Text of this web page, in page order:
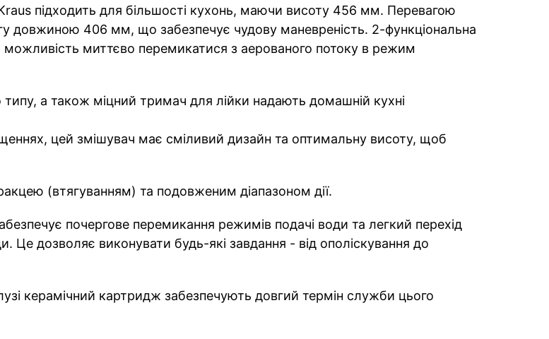
підходить для більшості кухонь, маючи висоту 456 мм. Перевагою
довжиною 406 мм, що забезпечує чудову маневреність. 2-функціональна
миттєво перемикатися з аерованого потоку в режим
а також міцний тримач для лійки надають домашній кухні
цей змішувач має сміливий дизайн та оптимальну висоту, щоб
(втягуванням) та подовженим діапазоном дії.
почергове перемикання режимів подачі води та легкий перехід
Це дозволяє виконувати будь-які завдання - від ополіскування до
керамічний картридж забезпечують довгий термін служби цього